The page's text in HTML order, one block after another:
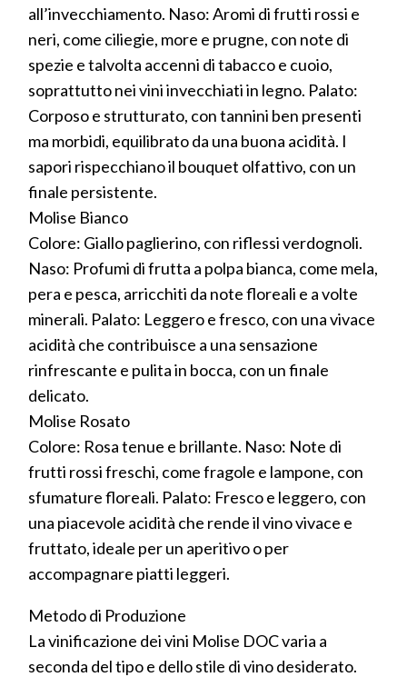
all’invecchiamento. Naso: Aromi di frutti rossi e
neri, come ciliegie, more e prugne, con note di
spezie e talvolta accenni di tabacco e cuoio,
soprattutto nei vini invecchiati in legno. Palato:
Corposo e strutturato, con tannini ben presenti
ma morbidi, equilibrato da una buona acidità. I
sapori rispecchiano il bouquet olfattivo, con un
finale persistente.
Molise Bianco
Colore: Giallo paglierino, con riflessi verdognoli.
Naso: Profumi di frutta a polpa bianca, come mela,
pera e pesca, arricchiti da note floreali e a volte
minerali. Palato: Leggero e fresco, con una vivace
acidità che contribuisce a una sensazione
rinfrescante e pulita in bocca, con un finale
delicato.
Molise Rosato
Colore: Rosa tenue e brillante. Naso: Note di
frutti rossi freschi, come fragole e lampone, con
sfumature floreali. Palato: Fresco e leggero, con
una piacevole acidità che rende il vino vivace e
fruttato, ideale per un aperitivo o per
accompagnare piatti leggeri.
Metodo di Produzione
La vinificazione dei vini Molise DOC varia a
seconda del tipo e dello stile di vino desiderato.